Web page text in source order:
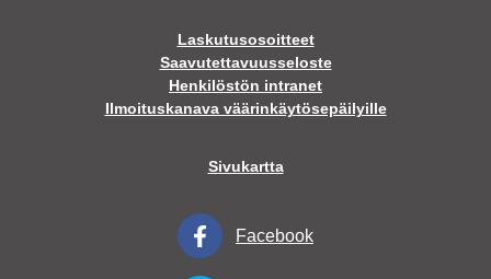
Laskutusosoitteet
Saavutettavuusseloste
Henkilöstön intranet
Ilmoituskanava väärinkäytösepäilyille
Sivukartta
Facebook